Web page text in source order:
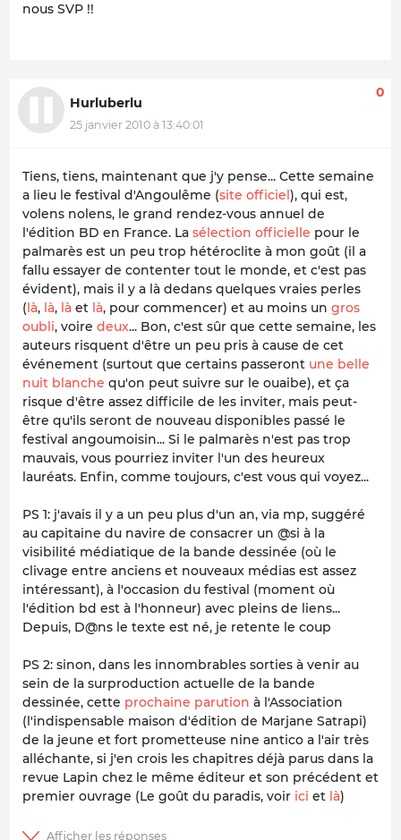
nous SVP !!
Hurluberlu
25 janvier 2010 à 13:40:01
0
Tiens, tiens, maintenant que j'y pense... Cette semaine
a lieu le festival d'Angoulême (site officiel ), qui est,
volens nolens, le grand rendez-vous annuel de
l'édition BD en France. La sélection officielle pour le
palmarès est un peu trop hétéroclite à mon goût (il a
fallu essayer de contenter tout le monde, et c'est pas
évident), mais il y a là dedans quelques vraies perles
( là, là, là et là, pour commencer) et au moins un gros
oubli, voire deux... Bon, c'est sûr que cette semaine, les
auteurs risquent d'être un peu pris à cause de cet
événement (surtout que certains passeront une belle
nuit blanche qu'on peut suivre sur le ouaibe), et ça
risque d'être assez difficile de les inviter, mais peut-
être qu'ils seront de nouveau disponibles passé le
festival angoumoisin... Si le palmarès n'est pas trop
mauvais, vous pourriez inviter l'un des heureux
lauréats. Enfin, comme toujours, c'est vous qui voyez...
PS 1: j'avais il y a un peu plus d'un an, via mp, suggéré
au capitaine du navire de consacrer un @si à la
visibilité médiatique de la bande dessinée (où le
clivage entre anciens et nouveaux médias est assez
intéressant), à l'occasion du festival (moment où
l'édition bd est à l'honneur) avec pleins de liens...
Depuis, D@ns le texte est né, je retente le coup
PS 2: sinon, dans les innombrables sorties à venir au
sein de la surproduction actuelle de la bande
dessinée, cette prochaine parution à l'Association
(l'indispensable maison d'édition de Marjane Satrapi)
de la jeune et fort prometteuse nine antico a l'air très
alléchante, si j'en crois les chapitres déjà parus dans la
revue Lapin chez le même éditeur et son précédent et
premier ouvrage (Le goût du paradis, voir ici et là)